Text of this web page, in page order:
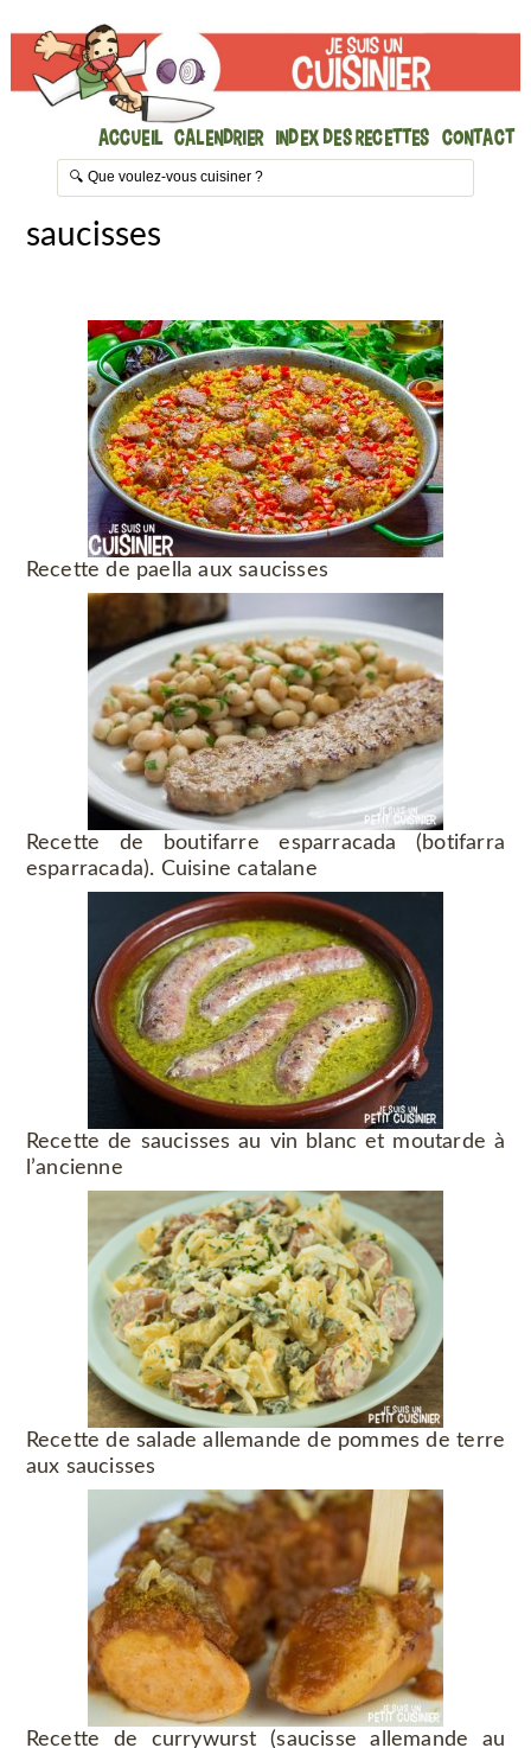
Accueil Calendrier Index des recettes Contact
saucisses
Recette de paella aux saucisses
Recette de boutifarre esparracada (botifarra
esparracada). Cuisine catalane
Recette de saucisses au vin blanc et moutarde à
l’ancienne
Recette de salade allemande de pommes de terre
aux saucisses
Recette de currywurst (saucisse allemande au